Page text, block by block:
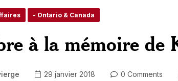
- Ontario & Canada
à la mémoire de
29 janvier 2018 0 Comments